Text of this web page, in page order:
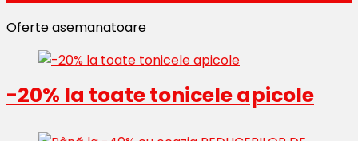
Oferte asemanatoare
-20% la toate tonicele apicole